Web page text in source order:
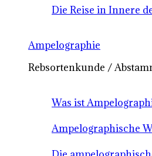
Die Reise in Innere
Ampelographie
Rebsortenkunde /
Was ist
Ampelographische